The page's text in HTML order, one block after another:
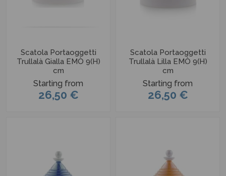
Scatola Portaoggetti
Trullalà Gialla EMÒ 9(H)
cm
Starting from
26,50 €
Scatola Portaoggetti
Trullalà Lilla EMÒ 9(H)
cm
Starting from
26,50 €